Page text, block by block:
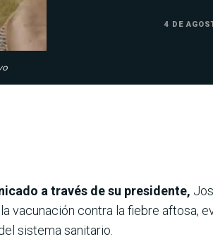
4 DE
a través de su presidente,
vacunación contra la fiebre aftosa,
sistema sanitario.